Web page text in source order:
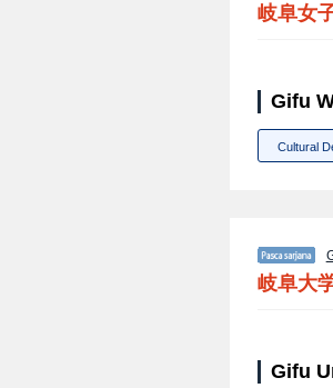
岐阜女
Gifu
Cultural
岐阜大
Gifu